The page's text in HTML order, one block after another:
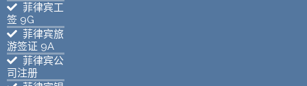
菲律宾工
签 9G
菲律宾旅
游签证 9A
菲律宾公
司注册